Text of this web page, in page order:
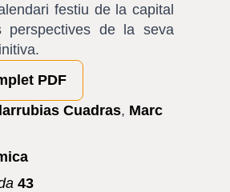
festiu de la capital
perspectives de la seva
PDF
Cuadras, Marc
43